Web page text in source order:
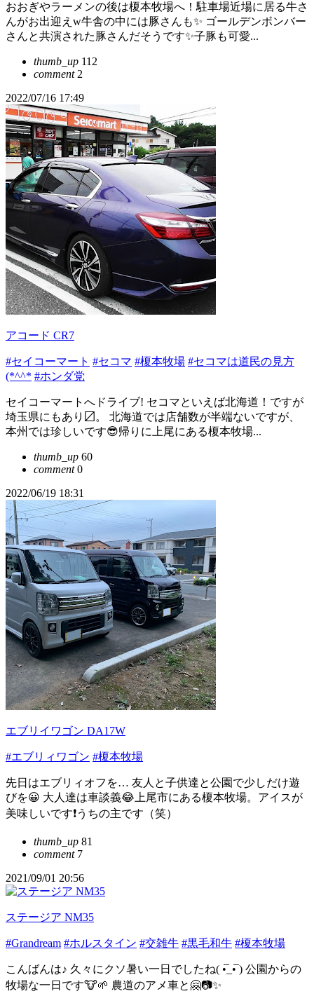
おおぎやラーメンの後は榎本牧場へ！駐車場近場に居る牛さ
んがお出迎えw牛舎の中には豚さんも✨ ゴールデンボンバー
さんと共演された豚さんだそうです✨子豚も可愛...
thumb_up 112
comment2
2022/07/16 17:49
アコード CR7
#セイコーマート #セコマ #榎本牧場 #セコマは道民の見方
(*^^* #ホンダ党
セイコーマートへドライブ! セコマといえば北海道！ですが
埼玉県にもあり〼。 北海道では店舗数が半端ないですが、
本州では珍しいです😎帰りに上尾にある榎本牧場...
thumb_up 60
comment0
2022/06/19 18:31
エブリイワゴン DA17W
#エブリィワゴン #榎本牧場
先日はエブリィオフを… 友人と子供達と公園で少しだけ遊
びを😀 大人達は車談義😂上尾市にある榎本牧場。アイスが
美味しいです❗️うちの主です（笑）
thumb_up 81
comment7
2021/09/01 20:56
ステージア NM35
#Grandream #ホルスタイン #交雑牛 #黒毛和牛 #榎本牧場
こんばんは♪ 久々にクソ暑い一日でしたね( •̅_•̅ ) 公園からの
牧場な一日です🐮🌱 農道のアメ車と🤗📷✨